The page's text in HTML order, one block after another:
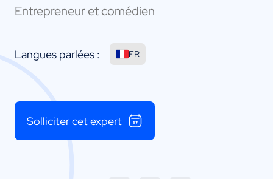
Entrepreneur et comédien
Langues parlées : FR
Solliciter cet expert